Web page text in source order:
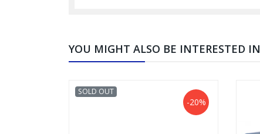
YOU MIGHT ALSO BE INTERESTED IN
-20%
SOLD OUT